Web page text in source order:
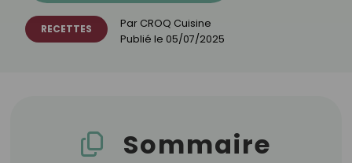
RECETTES Par CROQ Cuisine
Publié le 05/07/2025
Sommaire